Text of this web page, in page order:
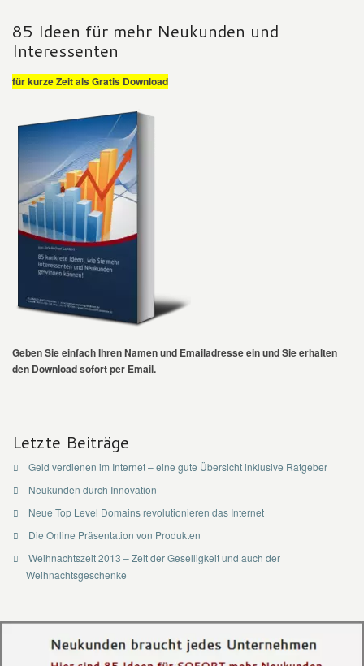
85 Ideen für mehr Neukunden und
Interessenten
für kurze Zeit als Gratis Download
Geben Sie einfach Ihren Namen und Emailadresse ein und Sie erhalten
den Download sofort per Email.
Letzte Beiträge
Geld verdienen im Internet – eine gute Übersicht inklusive Ratgeber
Neukunden durch Innovation
Neue Top Level Domains revolutionieren das Internet
Die Online Präsentation von Produkten
Weihnachtszeit 2013 – Zeit der Geselligkeit und auch der
Weihnachtsgeschenke